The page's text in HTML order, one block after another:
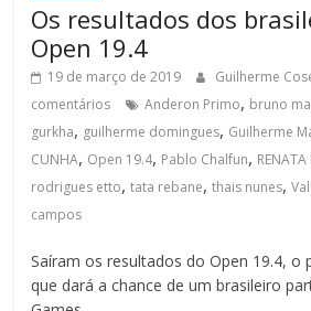
Os resultados dos
Open 19.4
19 de março de 2019 Guilherme
comentários
Anderon Primo, bruno
gurkha, guilherme domingues, Guilherme
CUNHA, Open 19.4, Pablo Chalfun, RENATA
rodrigues etto,tata rebane,thais nunes,
campos
Saíram os resultados do Open 19.4,
que dará a chance de um brasileiro